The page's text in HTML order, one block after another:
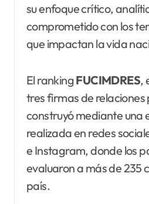
su enfoque crítico,
comprometido con los
que impactan la vida
El rankingFUCIMDRES,
tres firmas de relaciones
construyó mediante una
realizada en redes
e Instagram, donde los
evaluaron a más de 235
país.